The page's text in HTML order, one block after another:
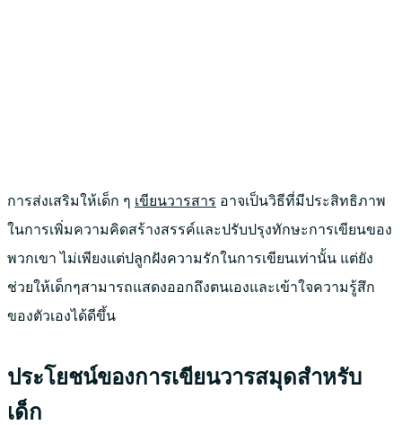
การส่งเสริมให้เด็ก ๆ เขียนวารสาร อาจเป็นวิธีที่มีประสิทธิภาพ
ในการเพิ่มความคิดสร้างสรรค์และปรับปรุงทักษะการเขียนของ
พวกเขา ไม่เพียงแต่ปลูกฝังความรักในการเขียนเท่านั้น แต่ยัง
ช่วยให้เด็กๆสามารถแสดงออกถึงตนเองและเข้าใจความรู้สึก
ของตัวเองได้ดีขึ้น
ประโยชน์ของการเขียนวารสมุดสำหรับ
เด็ก